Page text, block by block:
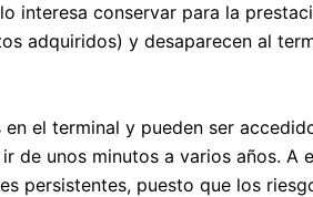
interesa conservar para la
adquiridos) y desaparecen al
el terminal y pueden ser
de unos minutos a varios años. A
persistentes, puesto que los